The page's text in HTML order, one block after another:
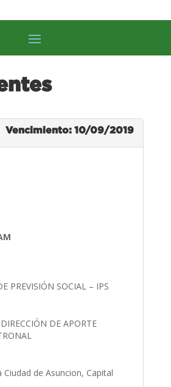
Vencimiento: 10/09/2019
PREVISIÓN SOCIAL – IPS
DE APORTE
Ciudad de Asuncion, Capital